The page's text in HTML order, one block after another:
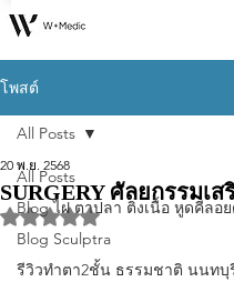
โพสต์
All Posts
Blog ไฝ ตาปลา ติ่งเนื้อ หูดคีลอ
Blog Sculptra
รีวิวทําตา2ชั้น ธรรมชาติ นนทบุ
All Posts
SURGERY ศัลยกรรมเส
20 พ.ย. 2568
ได้รับ NaN เต็ม 5 ดาว